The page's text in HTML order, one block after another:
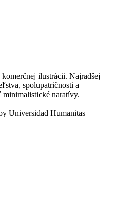
ilustrácii. Najradšej
spolupatričnosti a
naratívy.
Universidad Humanitas